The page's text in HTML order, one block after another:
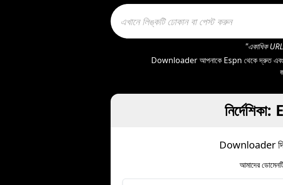
"একাধিক
Downloader আপনাকে Espn থেকে দ্রুত এবং
Downloader
আমাদের